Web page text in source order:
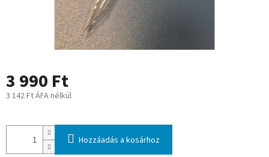
3 990 Ft
3 142 Ft ÁFA nélkül
Hozzáadás a kosárhoz